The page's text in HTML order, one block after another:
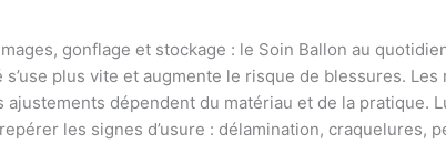
gonflage et stockage : le Soin Ballon au
s’use plus vite et augmente le risque de blessures.
ajustements dépendent du matériau et de la pratique.
les signes d’usure : délamination, craquelures,